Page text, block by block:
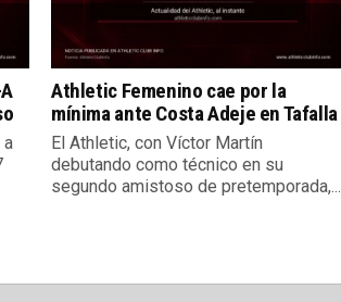
a
Athletic Femenino cae por la
mínima ante Costa Adeje en Tafalla
El Athletic, con Víctor Martín
debutando como técnico en su
segundo amistoso de pretemporada,...